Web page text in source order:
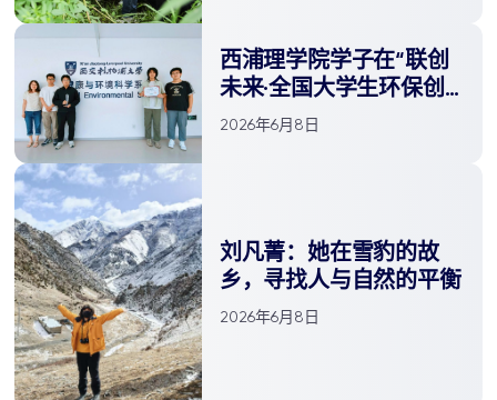
西浦理学院学子在“联创
未来·全国大学生环保创
新创业大赛”斩获双奖！
2026年6月8日
刘凡菁：她在雪豹的故
乡，寻找人与自然的平衡
2026年6月8日